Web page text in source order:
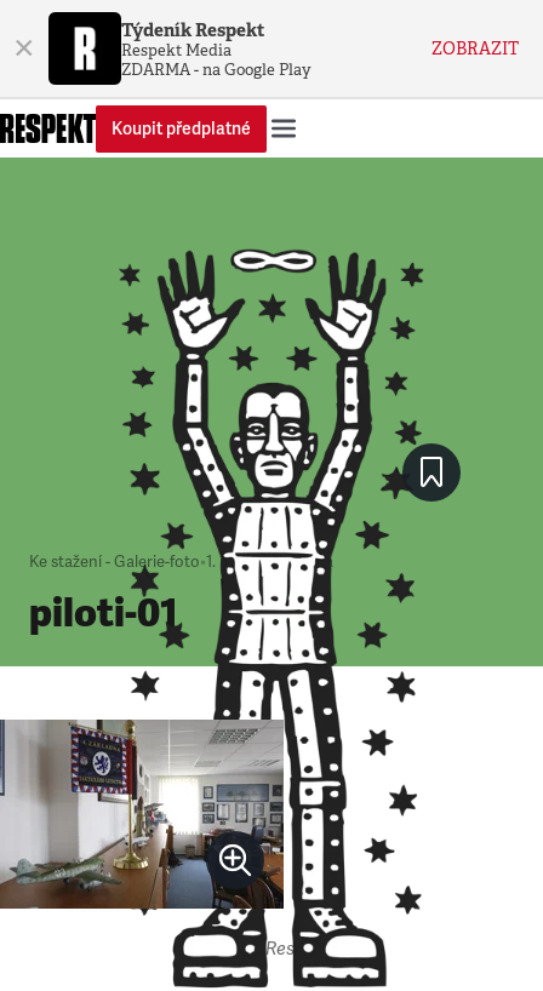
× Týdeník Respekt
Respekt Media
ZDARMA - na Google Play
ZOBRAZIT
Koupit předplatné
Ke stažení - Galerie-foto•1. 1. 2000•1minuta
piloti-01
Autor: Respekt